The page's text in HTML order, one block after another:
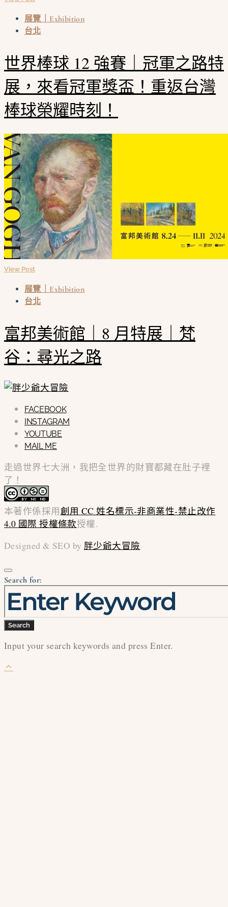
展覽｜Exhibition
台北
世界棒球 12 強賽｜冠軍之路特
展，來看冠軍獎盃！重返台灣
棒球榮耀時刻！
View Post
展覽｜Exhibition
台北
富邦美術館｜8 月特展｜梵
谷：尋光之路
FACEBOOK
INSTAGRAM
YOUTUBE
MAIL ME
走過世界七大洲，我把全世界的財寶都藏在肚子裡
了！
本著作係採用創用 CC 姓名標示-非商業性-禁止改作
4.0 國際 授權條款授權.
Designed & SEO by 胖少爺大冒險
Search for:
Search
Input your search keywords and press Enter.